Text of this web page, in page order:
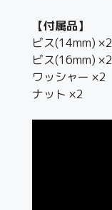
【付属品】
ビス(14mm) ×2
ビス(16mm) ×2
ワッシャー ×2
ナット ×2